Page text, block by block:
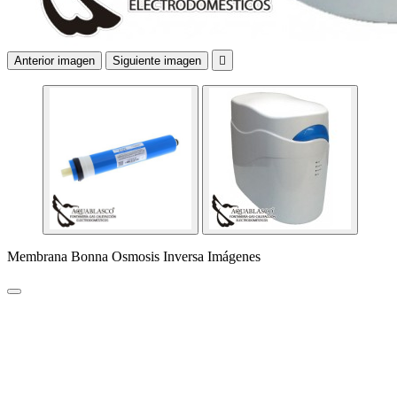
Anterior imagen Siguiente imagen 
Membrana Bonna Osmosis Inversa Imágenes